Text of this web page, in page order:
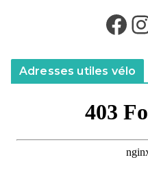
Facebook
Adresses utiles vélo